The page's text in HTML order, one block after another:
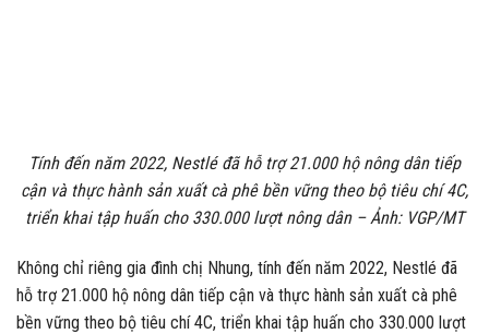
Tính đến năm 2022, Nestlé đã hỗ trợ 21.000 hộ nông dân tiếp
cận và thực hành sản xuất cà phê bền vững theo bộ tiêu chí 4C,
triển khai tập huấn cho 330.000 lượt nông dân – Ảnh: VGP/MT
Không chỉ riêng gia đình chị Nhung, tính đến năm 2022, Nestlé đã
hỗ trợ 21.000 hộ nông dân tiếp cận và thực hành sản xuất cà phê
bền vững theo bộ tiêu chí 4C, triển khai tập huấn cho 330.000 lượt